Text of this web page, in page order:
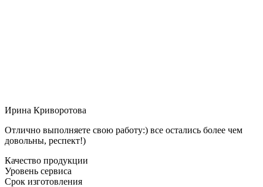
Ирина Криворотова
Отлично выполняете свою работу:) все остались более чем
довольны, респект!)
Качество продукции
Уровень сервиса
Срок изготовления